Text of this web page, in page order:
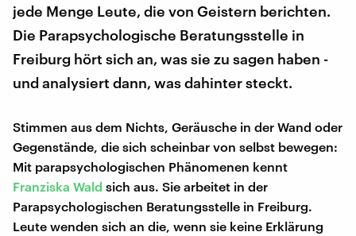
jede Menge Leute, die von Geistern berichten.
Die Parapsychologische Beratungsstelle in
Freiburg hört sich an, was sie zu sagen haben -
und analysiert dann, was dahinter steckt.
Stimmen aus dem Nichts, Geräusche in der Wand oder
Gegenstände, die sich scheinbar von selbst bewegen:
Mit parapsychologischen Phänomenen kennt
Franziska Wald sich aus. Sie arbeitet in der
Parapsychologischen Beratungsstelle in Freiburg.
Leute wenden sich an die, wenn sie keine Erklärung